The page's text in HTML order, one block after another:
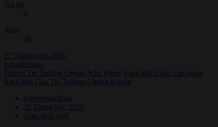
Trả lời
4
Xem
2K
27 Tháng năm 2026
IsmaelUnsus
FxPro: Thị Trường Crypto Vẫn Vững Vàng Bất Chấp Làn Sóng
Sụt Giảm Của Thị Trường Chứng Khoán
cobemetaichinh
31 Tháng bảy 2026
Giao dịch Quỹ